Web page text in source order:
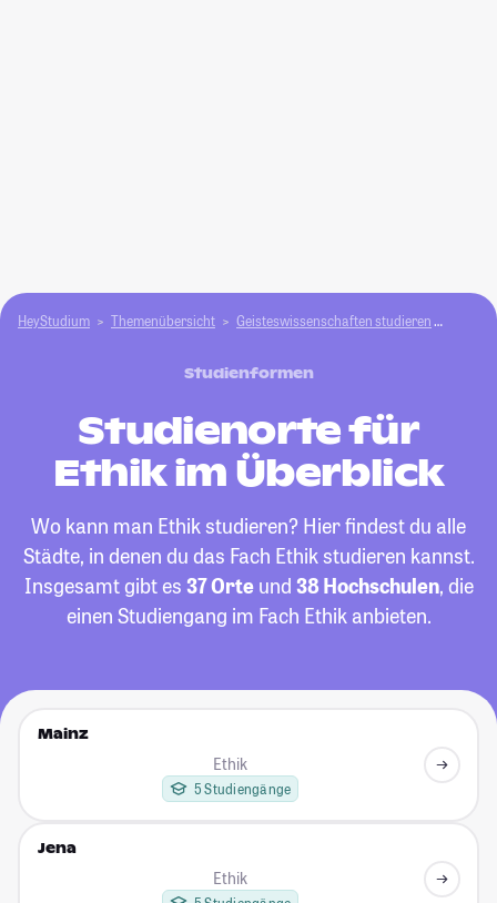
HeyStudium Themenübersicht Geisteswissenschaften studieren
Studienformen
Studienorte für
Ethik im Überblick
Wo kann man Ethik studieren? Hier findest du alle
Städte, in denen du das Fach Ethik studieren kannst.
Insgesamt gibt es 37 Orteund 38 Hochschulen, die
einen Studiengang im Fach Ethik anbieten.
Mainz
Ethik
5 Studiengänge
Jena
Ethik